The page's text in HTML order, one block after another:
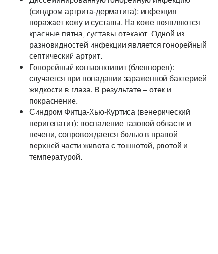
(синдром артрита-дерматита): инфекция
поражает кожу и суставы. На коже появляются
красные пятна, суставы отекают. Одной из
разновидностей инфекции является гонорейный
септический артрит.
Гонорейный конъюнктивит (бленнорея):
случается при попадании зараженной бактерией
жидкости в глаза. В результате – отек и
покраснение.
Синдром Фитца-Хью-Куртиса (венерический
перигепатит): воспаление тазовой области и
печени, сопровождается болью в правой
верхней части живота с тошнотой, рвотой и
температурой.